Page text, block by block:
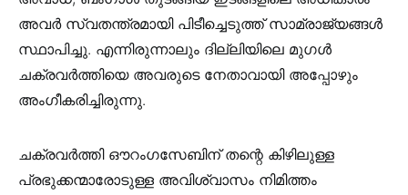
അവർ സ്വതന്ത്രമായി പിടീച്ചെടുത്ത് സാമ്രാജ്യങ്ങൾ
സ്ഥാപിച്ചു. എന്നിരുന്നാലും ദില്ലിയിലെ മുഗൾ
ചക്രവർത്തിയെ അവരുടെ നേതാവായി അപ്പോഴും
അംഗീകരിച്ചിരുന്നു.
ചക്രവർത്തി ഔറംഗസേബിന് തന്റെ കിഴിലുള്ള
പ്രഭുക്കന്മാരോടുള്ള അവിശ്വാസം നിമിത്തം